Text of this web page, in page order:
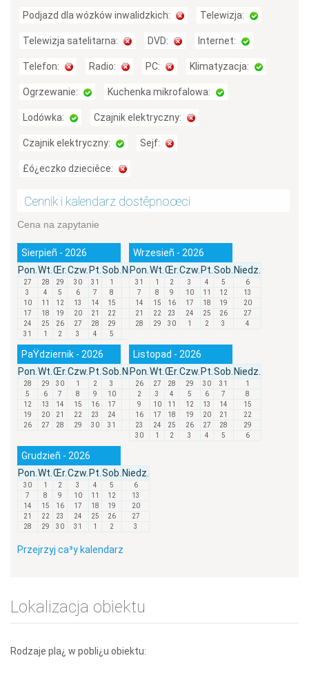
Podjazd dla wózków inwalidzkich: Telewizja:
Telewizja satelitarna: DVD: Internet:
Telefon: Radio: PC: Klimatyzacja:
Ogrzewanie: Kuchenka mikrofalowa:
Lodówka: Czajnik elektryczny:
Czajnik elektryczny: Sejf:
£ó¿eczko dzieciêce:
Cennik i kalendarz dostêpnoœci
Cena na zapytanie
Sierpieñ - 2026
Pon. Wt. Œr.Czw. Pt. Sob. Niedz.
27 28 29 30 31 1
2
3
4 5 6 7 8
9
10
11 12 13 14 15
16
17
18 19 20 21 22
23
24
25 26 27 28 29
30
31
1 2 3 4 5
Wrzesieñ - 2026
Pon. Wt. Œr.Czw. Pt. Sob. Niedz.
31 1 2 3 4 5
6
7
8 9 10 11 12
13
14
15 16 17 18 19
20
21
22 23 24 25 26
27
28
29 30 1 2 3 4
PaŸdziernik - 2026
Pon. Wt. Œr.Czw. Pt. Sob. Niedz.
28 29 30 1 2 3
4
5
6 7 8 9 10
11
12
13 14 15 16 17
18
19
20 21 22 23 24
25
26
27 28 29 30 31 1
Listopad - 2026
Pon. Wt. Œr.Czw. Pt. Sob. Niedz.
26 27 28 29 30 31
1
2
3 4 5 6 7
8
9
10 11 12 13 14
15
16
17 18 19 20 21
22
23
24 25 26 27 28
29
30
1 2 3 4 5 6
Grudzieñ - 2026
Pon. Wt. Œr.Czw. Pt. Sob. Niedz.
30 1 2 3 4 5
6
7
8 9 10 11 12
13
14
15 16 17 18 19
20
21
22 23 24 25 26
27
28
29 30 31 1 2 3
Przejrzyj ca³y kalendarz
Lokalizacja obiektu
Rodzaje pla¿ w pobli¿u obiektu: